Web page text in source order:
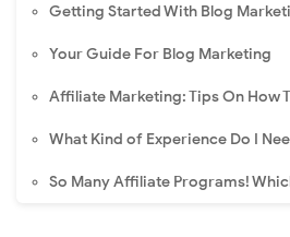
Getting Started With Blog
Your Guide For Blog Marketing
Affiliate Marketing: Tips On How
What Kind of Experience Do I
So Many Affiliate Programs!